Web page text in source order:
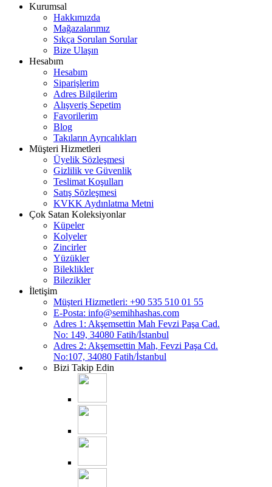
Kurumsal
Hakkımızda
Mağazalarımız
Sıkça Sorulan Sorular
Bize Ulaşın
Hesabım
Hesabım
Siparişlerim
Adres Bilgilerim
Alışveriş Sepetim
Favorilerim
Blog
Takıların Ayrıcalıkları
Müşteri Hizmetleri
Üyelik Sözleşmesi
Gizlilik ve Güvenlik
Teslimat Koşulları
Satış Sözleşmesi
KVKK Aydınlatma Metni
Çok Satan Koleksiyonlar
Küpeler
Kolyeler
Zincirler
Yüzükler
Bileklikler
Bilezikler
İletişim
Müşteri Hizmetleri: +90 535 510 01 55
E-Posta: info@semihhashas.com
Adres 1: Akşemsettin Mah Fevzi Paşa Cad.
No: 149, 34080 Fatih/İstanbul
Adres 2: Akşemsettin Mah, Fevzi Paşa Cd.
No:107, 34080 Fatih/İstanbul
Bizi Takip Edin